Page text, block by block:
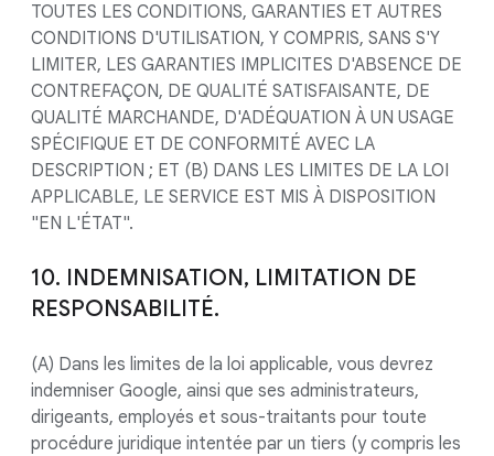
TOUTES LES CONDITIONS, GARANTIES ET AUTRES
CONDITIONS D'UTILISATION, Y COMPRIS, SANS S'Y
LIMITER, LES GARANTIES IMPLICITES D'ABSENCE DE
CONTREFAÇON, DE QUALITÉ SATISFAISANTE, DE
QUALITÉ MARCHANDE, D'ADÉQUATION À UN USAGE
SPÉCIFIQUE ET DE CONFORMITÉ AVEC LA
DESCRIPTION ; ET (B) DANS LES LIMITES DE LA LOI
APPLICABLE, LE SERVICE EST MIS À DISPOSITION
"EN L'ÉTAT".
10. INDEMNISATION, LIMITATION DE
RESPONSABILITÉ.
(A) Dans les limites de la loi applicable, vous devrez
indemniser Google, ainsi que ses administrateurs,
dirigeants, employés et sous-traitants pour toute
procédure juridique intentée par un tiers (y compris les